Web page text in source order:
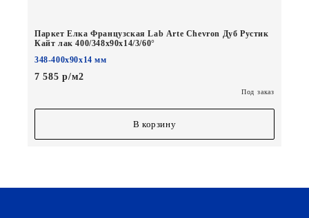
Паркет Елка Французская Lab Arte Chevron Дуб Рустик
Кайт лак 400/348х90х14/3/60°
348-400х90х14 мм
7 585 р/м2
Под заказ
В корзину